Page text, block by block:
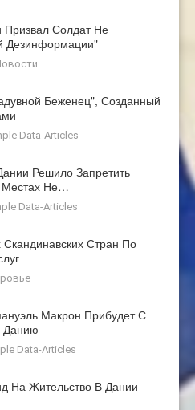
Солдат Не
Дезинформации"
Беженец", Созданный
Data-Articles
Решило Запретить
Местах Не…
Data-Articles
Стран По
Макрон Прибудет С
Данию
Data-Articles
На Жительство В Дании